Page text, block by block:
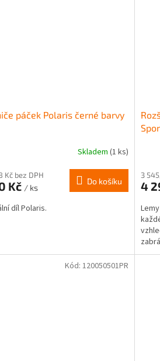
páček Polaris černé barvy
Skladem (1 ks)
Kč bez DPH
Kč / ks
Do košíku
díl Polaris.
3
4
Kód: 120050501PR